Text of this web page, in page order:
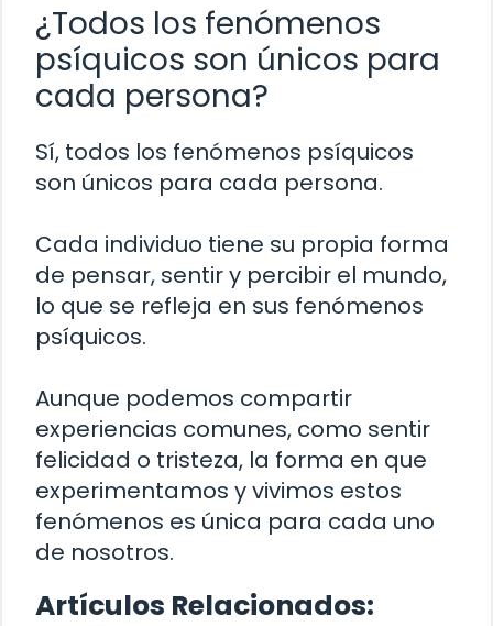
¿Todos los fenómenos
psíquicos son únicos para
cada persona?
Sí, todos los fenómenos psíquicos
son únicos para cada persona.
Cada individuo tiene su propia forma
de pensar, sentir y percibir el mundo,
lo que se refleja en sus fenómenos
psíquicos.
Aunque podemos compartir
experiencias comunes, como sentir
felicidad o tristeza, la forma en que
experimentamos y vivimos estos
fenómenos es única para cada uno
de nosotros.
Artículos Relacionados: